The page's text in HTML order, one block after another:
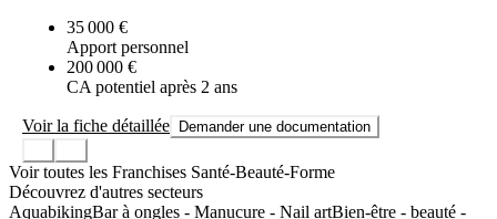
35 000 €
Apport personnel
200 000 €
CA potentiel après 2 ans
Voir la fiche détaillée Demander une documentation
Voir toutes les Franchises Santé-Beauté-Forme
Découvrez d'autres secteurs
AquabikingBar à ongles - Manucure - Nail artBien-être - beauté -